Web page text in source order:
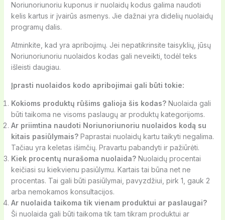
Noriunoriunoriu kuponus ir nuolaidų kodus galima naudoti
kelis kartus ir įvairūs asmenys. Jie dažnai yra didelių nuolaidų
programų dalis.
Atminkite, kad yra apribojimų. Jei nepatikrinsite taisyklių, jūsų
Noriunoriunoriu nuolaidos kodas gali neveikti, todėl teks
išleisti daugiau.
Įprasti nuolaidos kodo apribojimai gali būti tokie:
Kokioms produktų rūšims galioja šis kodas?Nuolaida gali
būti taikoma ne visoms paslaugų ar produktų kategorijoms.
Ar priimtina naudoti Noriunoriunoriu nuolaidos kodą su
kitais pasiūlymais?Paprastai nuolaidų kartu taikyti negalima.
Tačiau yra keletas išimčių. Pravartu pabandyti ir pažiūrėti.
Kiek procentų nurašoma nuolaida?Nuolaidų procentai
keičiasi su kiekvienu pasiūlymu. Kartais tai būna net ne
procentas. Tai gali būti pasiūlymai, pavyzdžiui, pirk 1, gauk 2
arba nemokamos konsultacijos.
Ar nuolaida taikoma tik vienam produktui ar paslaugai?
Ši nuolaida gali būti taikoma tik tam tikram produktui ar